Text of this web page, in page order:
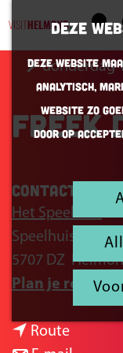
Deze
Deze website
Analytisch,
website zo
Door op
K
a
a
r
t
donderdag
Freek
Contact
Het Speelhuis
Speelhuisplein 2
5707 DZ
Plan je routen
a
Routen